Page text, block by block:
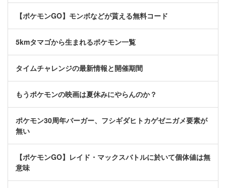
【ポケモンGO】モンボなどが貰える無料コード
5kmタマゴから生まれるポケモン一覧
タイムチャレンジの最新情報と開催期間
もうポケモンの映画は夏休みにやらんのか？
ポケモン30周年バーガー、フシギダヒトカゲゼニガメ要素が
無い
【ポケモンGO】レイド・マックスバトルに於いて個体値は無
意味